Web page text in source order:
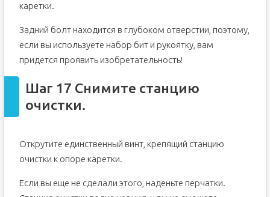
каретки.
Задний болт находится в глубоком отверстии, поэтому,
если вы используете набор бит и рукоятку, вам
придется проявить изобретательность!
Шаг 17 Снимите станцию
очистки.
Открутите единственный винт, крепящий станцию
очистки к опоре каретки.
Если вы еще не сделали этого, наденьте перчатки.